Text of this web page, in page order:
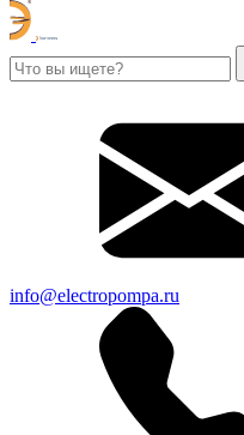
info@electropompa.ru